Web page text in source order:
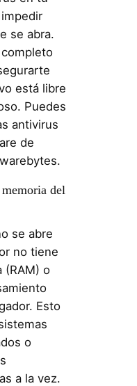
se abra.
está libre
Puedes
antivirus
de
del
se abre
no tiene
(RAM) o
Esto
o
a la vez.